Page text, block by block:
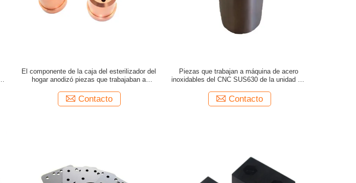
El componente de la caja del esterilizador del
hogar anodizó piezas que trabajaban a
Contacto
Piezas que trabajan a máquina de acero
inoxidables del CNC SUS630 de la unidad del
Contacto